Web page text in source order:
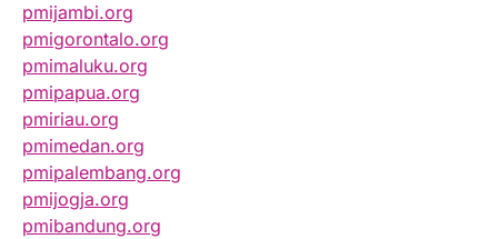
pmijambi.org
pmigorontalo.org
pmimaluku.org
pmipapua.org
pmiriau.org
pmimedan.org
pmipalembang.org
pmijogja.org
pmibandung.org